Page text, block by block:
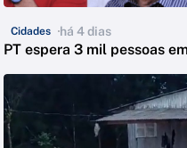
Cidades há 4 dias
PT espera 3 mil pessoas